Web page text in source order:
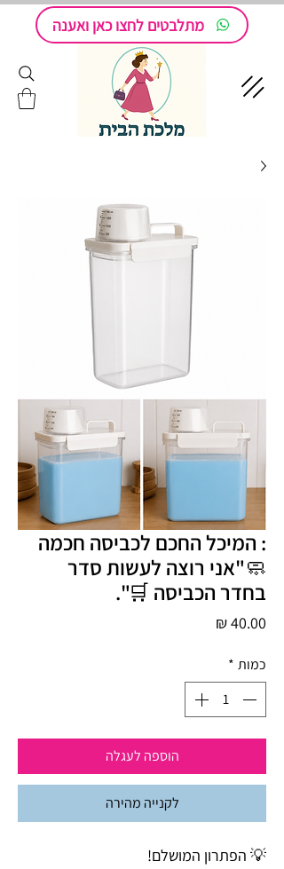
מתלבטים לחצו כאן ואענה
: המיכל החכם לכביסה חכמה
🧼"אני רוצה לעשות סדר
בחדר הכביסה 🛒".
כמות *
הוספה לעגלה
לקנייה מהירה
💡 הפתרון המושלם!